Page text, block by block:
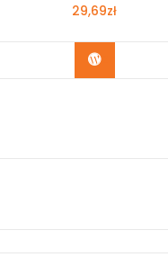
29,69zł
Zobacz